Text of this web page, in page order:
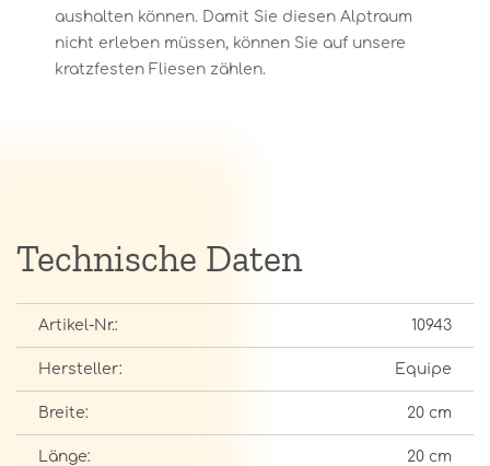
aushalten können. Damit Sie diesen Alptraum
nicht erleben müssen, können Sie auf unsere
kratzfesten Fliesen zählen.
Technische Daten
Artikel-Nr.: 10943
Hersteller: Equipe
Breite: 20 cm
Länge: 20 cm